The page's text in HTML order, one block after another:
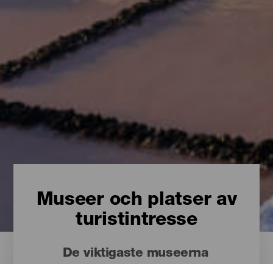
Museer och platser av
turistintresse
De viktigaste museerna